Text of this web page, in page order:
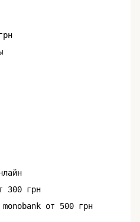
300 грн
от 500 грн